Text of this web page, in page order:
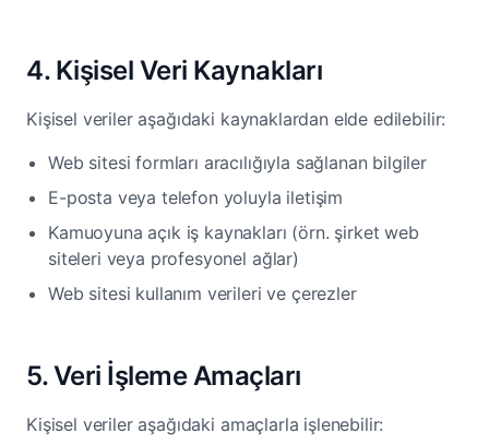
4. Kişisel Veri Kaynakları
Kişisel veriler aşağıdaki kaynaklardan elde edilebilir:
Web sitesi formları aracılığıyla sağlanan bilgiler
E-posta veya telefon yoluyla iletişim
Kamuoyuna açık iş kaynakları (örn. şirket web
siteleri veya profesyonel ağlar)
Web sitesi kullanım verileri ve çerezler
5. Veri İşleme Amaçları
Kişisel veriler aşağıdaki amaçlarla işlenebilir: